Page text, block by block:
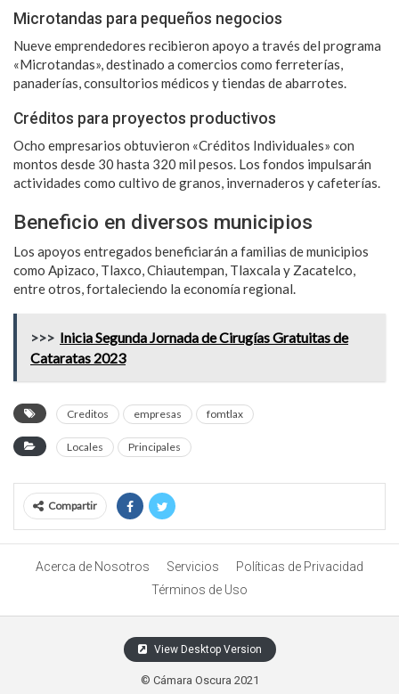
Microtandas para pequeños negocios
Nueve emprendedores recibieron apoyo a través del programa
«Microtandas», destinado a comercios como ferreterías,
panaderías, consultorios médicos y tiendas de abarrotes.
Créditos para proyectos productivos
Ocho empresarios obtuvieron «Créditos Individuales» con
montos desde 30 hasta 320 mil pesos. Los fondos impulsarán
actividades como cultivo de granos, invernaderos y cafeterías.
Beneficio en diversos municipios
Los apoyos entregados beneficiarán a familias de municipios
como Apizaco, Tlaxco, Chiautempan, Tlaxcala y Zacatelco,
entre otros, fortaleciendo la economía regional.
>>> Inicia Segunda Jornada de Cirugías Gratuitas de
Cataratas 2023
Creditos empresas fomtlax
Locales Principales
Compartir
Acerca de Nosotros Servicios
Políticas de Privacidad
Términos de Uso
View Desktop Version
© Cámara Oscura 2021